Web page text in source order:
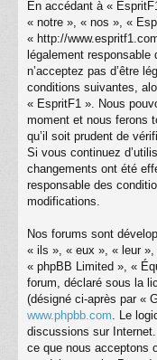
En accédant à «
« notre », « nos », «
« http://
légalement
n’acceptez pas d’être
conditions suivantes,
« EspritF1 ». Nous
moment et nous ferons
qu’il soit prudent de
Si vous continuez
changements ont été
responsable des
modifications.
Nos forums sont
« ils », « eux », « leur
« phpBB Limited », «
forum, déclaré sous la
(désigné ci-après par «
www.phpbb.com. Le
discussions sur
ce que nous acceptons